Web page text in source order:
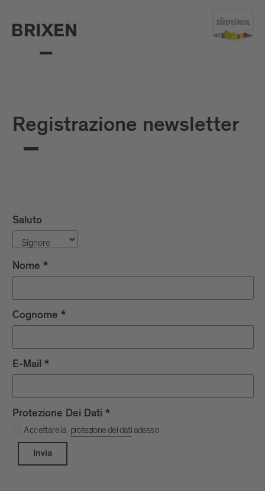
Registrazione newsletter
Saluto
Nome *
Cognome *
E-Mail *
Protezione Dei Dati *
Accettare la protezione dei dati adesso
Invia